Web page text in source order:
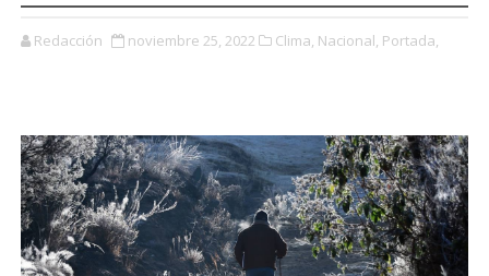
Redacción noviembre 25, 2022 Clima, Nacional, Portada,